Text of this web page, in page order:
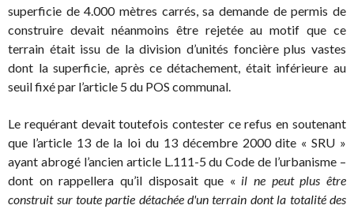
superficie de 4.000 mètres carrés, sa demande de permis de
construire devait néanmoins être rejetée au motif que ce
terrain était issu de la division d’unités foncière plus vastes
dont la superficie, après ce détachement, était inférieure au
seuil fixé par l’article 5 du POS communal.
Le requérant devait toutefois contester ce refus en soutenant
que l’article 13 de la loi du 13 décembre 2000 dite « SRU »
ayant abrogé l’ancien article L.111-5 du Code de l’urbanisme –
dont on rappellera qu’il disposait que « il ne peut plus être
construit sur toute partie détachée d'un terrain dont la totalité des